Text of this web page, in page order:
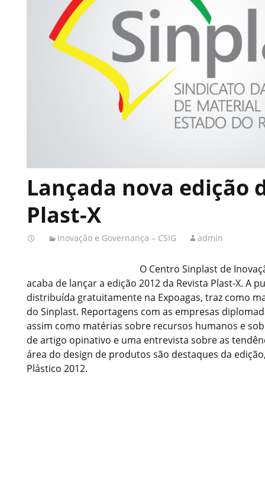
Lançada nova edição
Plast-X
Inovação e Governança – CSIG admin
O Centro Sinplast de
acaba de lançar a edição 2012 da Revista Plast-X. A
distribuída gratuitamente na Expoagas, traz como
do Sinplast. Reportagens com as empresas
assim como matérias sobre recursos humanos e
de artigo opinativo e uma entrevista sobre as
área do design de produtos são destaques da
Plástico 2012.